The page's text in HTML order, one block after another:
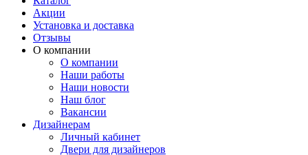
Акции
Установка и доставка
Отзывы
О компании
О компании
Наши работы
Наши новости
Наш блог
Вакансии
Дизайнерам
Личный кабинет
Двери для дизайнеров